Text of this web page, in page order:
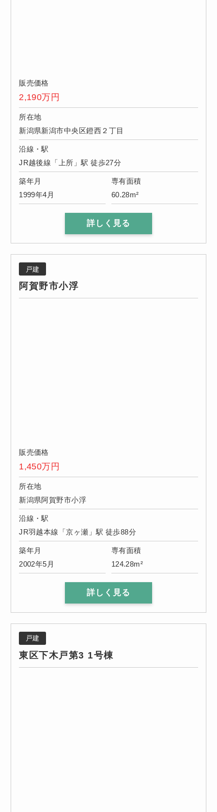
販売価格
2,190万円
所在地
新潟県新潟市中央区鐙西２丁目
沿線・駅
JR越後線「上所」駅 徒歩27分
築年月
1999年4月
専有面積
60.28m²
詳しく見る
戸建
阿賀野市小浮
販売価格
1,450万円
所在地
新潟県阿賀野市小浮
沿線・駅
JR羽越本線「京ヶ瀬」駅 徒歩88分
築年月
2002年5月
専有面積
124.28m²
詳しく見る
戸建
東区下木戸第3 1号棟